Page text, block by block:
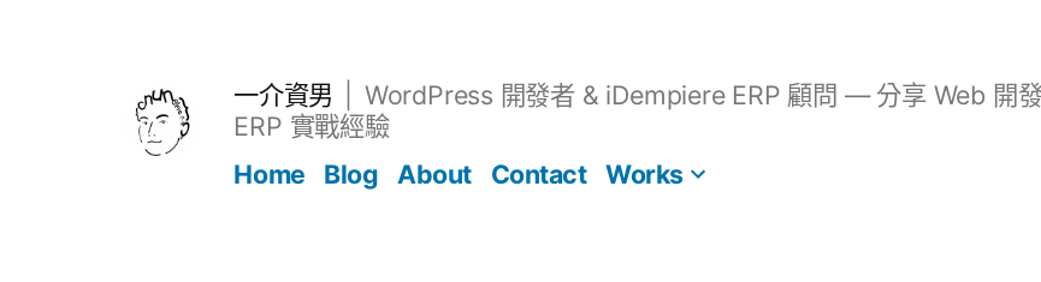
一介資男
WordPress 開發者 & iDempiere ERP 顧問 — 分享 Web 開
ERP 實戰經驗
Home
Blog About Contact Works